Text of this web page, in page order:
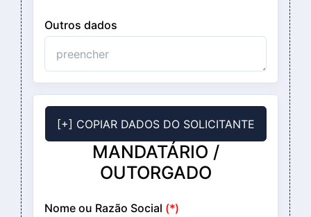
Outros dados
[+] COPIAR DADOS DO SOLICITANTE
MANDATÁRIO /
OUTORGADO
Nome ou Razão Social (*)